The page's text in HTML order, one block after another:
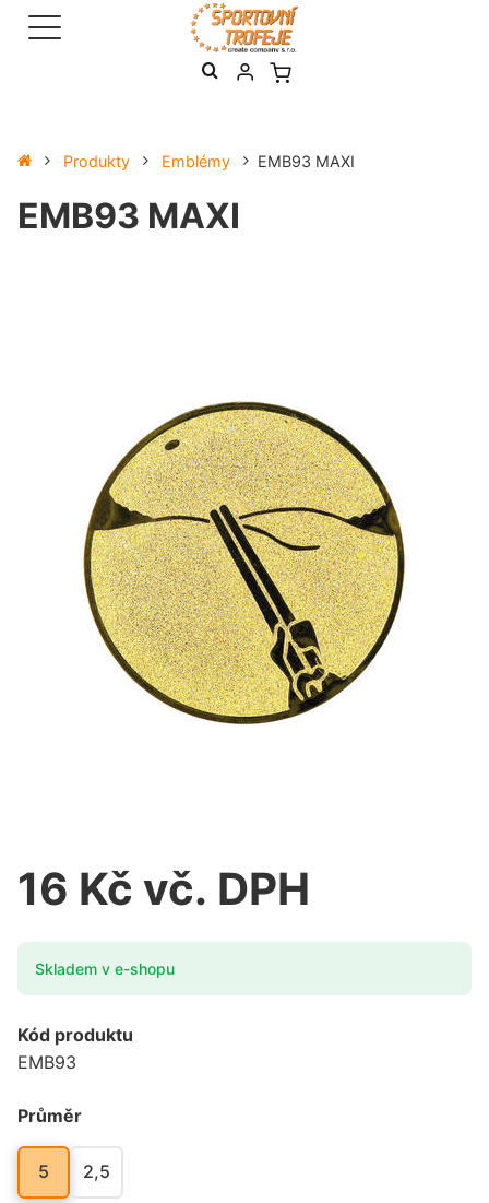
Produkty Emblémy EMB93 MAXI
EMB93 MAXI
16 Kč vč. DPH
Skladem v e-shopu
Kód produktu
EMB93
Průměr
5 2,5